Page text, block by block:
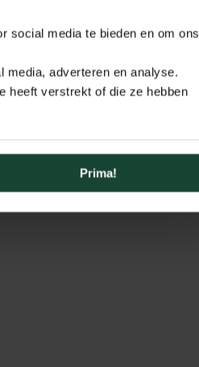
social media te bieden en om ons
media, adverteren en analyse.
heeft verstrekt of die ze hebben
Prima!